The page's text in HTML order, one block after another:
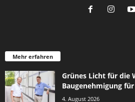
Mehr erfahren
Grünes Licht für die
Baugenehmigung
4. August 2026